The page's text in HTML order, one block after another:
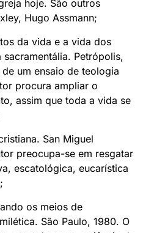
hoje. São outros
Hugo Assmann;
da vida e a vida dos
sacramentália. Petrópolis,
um ensaio de teologia
procura ampliar o
assim que toda a vida se
San Miguel
preocupa-se em resgatar
escatológica, eucarística
os meios de
São Paulo, 1980. O